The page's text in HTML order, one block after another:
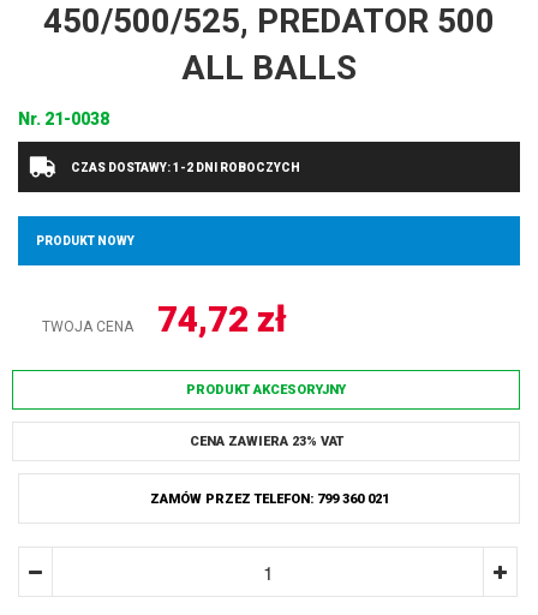
450/500/525, PREDATOR 500
ALL BALLS
Nr. 21-0038
CZAS DOSTAWY: 1-2 DNI ROBOCZYCH
PRODUKT NOWY
TWOJA CENA 74,72 zł
PRODUKT AKCESORYJNY
CENA ZAWIERA 23% VAT
ZAMÓW PRZEZ TELEFON: 799 360 021